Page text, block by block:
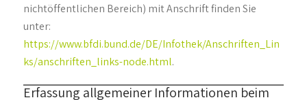
nichtöffentlichen Bereich) mit Anschrift finden Sie
unter:
https://www.bfdi.bund.de/DE/Infothek/Anschriften_Lin
ks/anschriften_links-node.html.
Erfassung allgemeiner Informationen beim